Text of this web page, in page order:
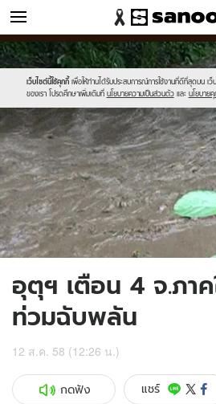
ข่าว
เว็บไซต์นี้ใช้คุกกี้ เพื่อให้ท่านได้รับประสบการณ์การใช้งานที่ดีที่สุดบน เว็
ของเรา โปรดศึกษาเพิ่มเติมที่ นโยบายความเป็นส่วนตัว และ นโยบายคุ
Sanook
//s.isanook.com/sr/0/images/logo-
new-
sanook.png
600
60
//s.isanook.com/ns/0/ud/369/1846290/
01.jpg
อุตุฯ เตือน 4 จ.ภาค
ท่วมฉับพลัน
12 ส.ค. 58 (12:26 น.)
กดฟัง แชร์